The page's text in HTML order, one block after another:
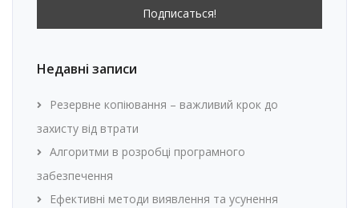
Недавні записи
Резервне копіювання – важливий крок до
захисту від втрати
Алгоритми в розробці програмного
забезпечення
Ефективні методи виявлення та усунення